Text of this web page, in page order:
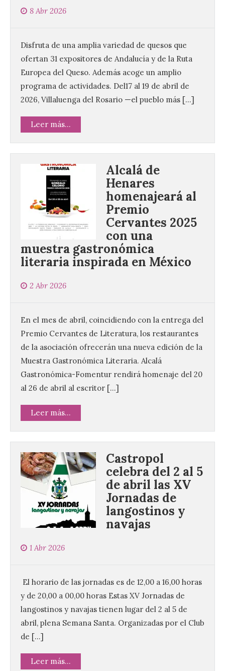
8 Abr 2026
Disfruta de una amplia variedad de quesos que
ofertan 31 expositores de Andalucía y de la Ruta
Europea del Queso. Además acoge un amplio
programa de actividades. Del17 al 19 de abril de
2026, Villaluenga del Rosario —el pueblo más […]
Leer más...
Alcalá de
Henares
homenajeará al
Premio
Cervantes 2025
con una
muestra gastronómica
literaria inspirada en México
2 Abr 2026
En el mes de abril, coincidiendo con la entrega del
Premio Cervantes de Literatura, los restaurantes
de la asociación ofrecerán una nueva edición de la
Muestra Gastronómica Literaria. Alcalá
Gastronómica-Fomentur rendirá homenaje del 20
al 26 de abril al escritor […]
Leer más...
Castropol
celebra del 2 al 5
de abril las XV
Jornadas de
langostinos y
navajas
1 Abr 2026
El horario de las jornadas es de 12,00 a 16,00 horas
y de 20,00 a 00,00 horas Estas XV Jornadas de
langostinos y navajas tienen lugar del 2 al 5 de
abril, plena Semana Santa. Organizadas por el Club
de […]
Leer más...
La decimoctava fotografía
de León de…viaje nos llega
desde la sede del
Parlamento Europeo en
Estrasburgo.
7 Ago 2026
juvenil de la Asociación Enróllate, la
Asociación Conceyu País Llionés y el
Diario de Turismo, Ocio e Información
para jóvenes “Enredando.info”. . La
decimoctava fotografía de León de…viaje
nos […]
UPL insta a la Junta a